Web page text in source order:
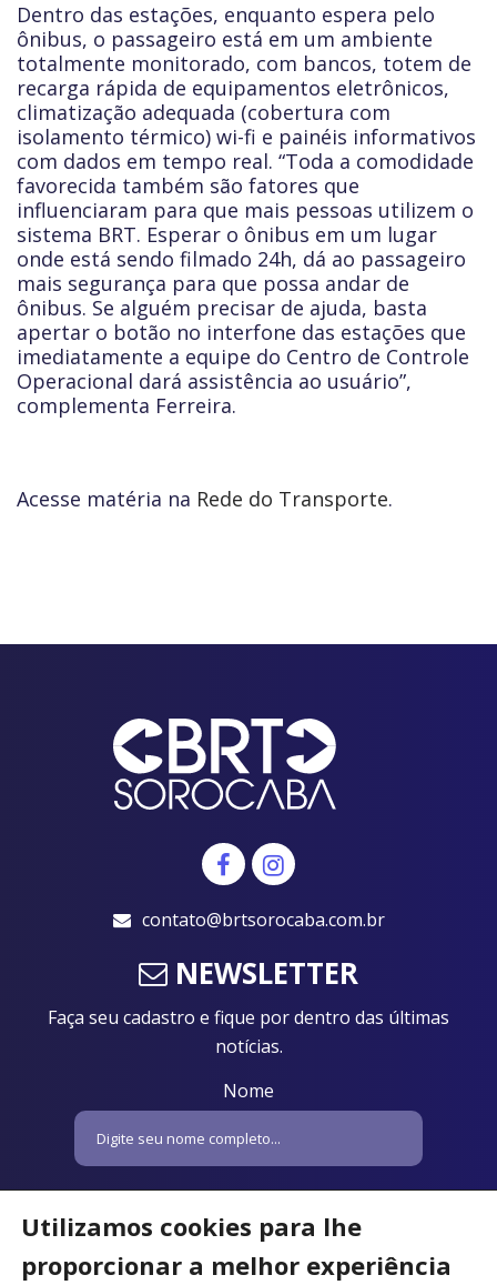
Dentro das estações, enquanto espera pelo
ônibus, o passageiro está em um ambiente
totalmente monitorado, com bancos, totem de
recarga rápida de equipamentos eletrônicos,
climatização adequada (cobertura com
isolamento térmico) wi-fi e painéis informativos
com dados em tempo real. “Toda a comodidade
favorecida também são fatores que
influenciaram para que mais pessoas utilizem o
sistema BRT. Esperar o ônibus em um lugar
onde está sendo filmado 24h, dá ao passageiro
mais segurança para que possa andar de
ônibus. Se alguém precisar de ajuda, basta
apertar o botão no interfone das estações que
imediatamente a equipe do Centro de Controle
Operacional dará assistência ao usuário”,
complementa Ferreira.
Acesse matéria na Rede do Transporte.
contato@brtsorocaba.com.br
NEWSLETTER
Faça seu cadastro e fique por dentro das últimas
notícias.
Nome
Email
Utilizamos cookies para lhe
proporcionar a melhor experiência